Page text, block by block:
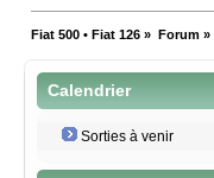
Fiat 500 • Fiat 126 » Forum»
Calendrier
Sorties à venir